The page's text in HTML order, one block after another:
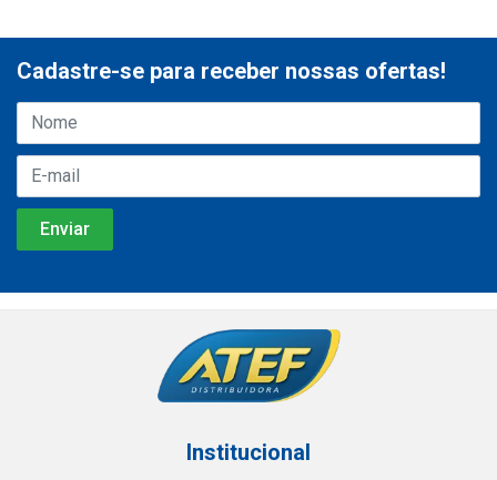
Cadastre-se para receber nossas ofertas!
Institucional